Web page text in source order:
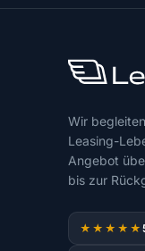
Wir
Leasing-
Angebot
bis zur
★★★★★